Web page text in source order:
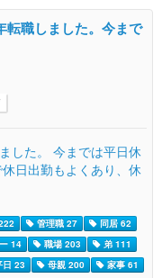
転職しました。今まで
した。 今までは平日休
日出勤もよくあり、休
管理職 27
同居 62
14 職場 203
弟 111
日 23 母親 200
家事 61